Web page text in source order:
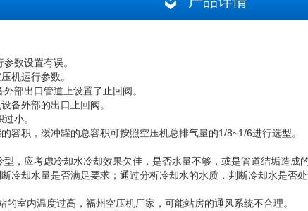
数设置有误。
机运行参数。
部出口管道上设置了止回阀。
备外部的出口止回阀。
小。
容积，缓冲罐的总容积可按照空压机总排气量的1/8~1/6进行选型。
，应考虑冷却水冷却效果欠佳，是否水量不够，或是管道结垢造成的
冷却水量是否满足要求；通过分析冷却水的水质，判断冷却水是否
的室内温度过高，福州空压机厂家，可能站房的通风系统不合理。